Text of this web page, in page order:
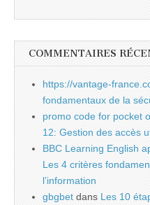
COMMENTAIRES
https://vantage-
fondamentaux de la
promo code for pocket
12: Gestion des accès
BBC Learning English
Les 4 critères
l’information
gbgbet dans Les 10